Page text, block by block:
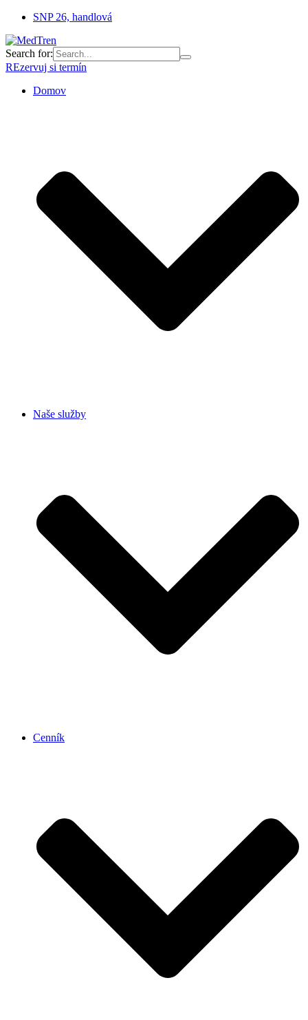
SNP 26, handlová
Search for:
REzervuj si termín
Domov
Naše služby
Cenník